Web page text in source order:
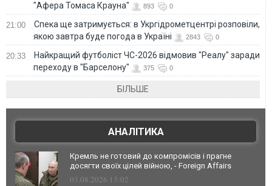
"Афера Томаса Крауна"
893 0
21:00
Спека ще затримується: в Укргідрометцентрі розповіли,
якою завтра буде погода в Україні
2843 0
20:33
Найкращий футболіст ЧС-2026 відмовив "Реалу" заради
переходу в "Барселону"
375 0
БІЛЬШЕ
АНАЛІТИКА
Кремль не готовий до компромісів і прагне
досягти своїх цілей війною, - Foreign Affairs
03.08.2026 13:02